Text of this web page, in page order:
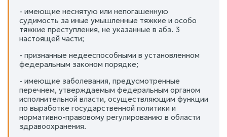
- имеющие неснятую или непогашенную
судимость за иные умышленные тяжкие и особо
тяжкие преступления, не указанные в абз. 3
настоящей части;
- признанные недееспособными в установленном
федеральным законом порядке;
- имеющие заболевания, предусмотренные
перечнем, утверждаемым федеральным органом
исполнительной власти, осуществляющим функции
по выработке государственной политики и
нормативно-правовому регулированию в области
здравоохранения.